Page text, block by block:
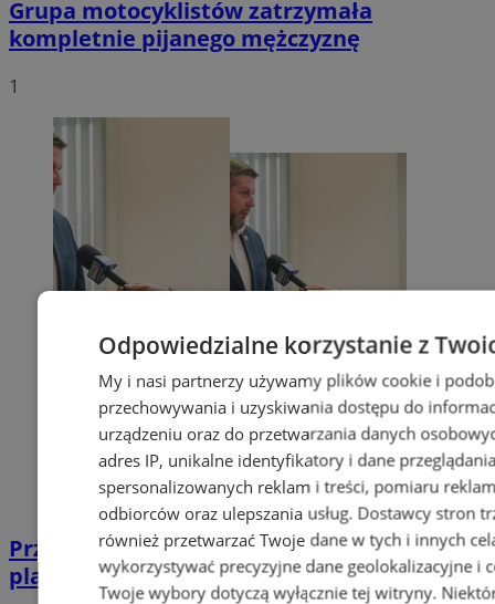
Grupa motocyklistów zatrzymała
kompletnie pijanego mężczyznę
1
Przyszłość Wodzisławia Śląskiego:
planowane inwestycje na 2025 rok
Odpowiedzialne korzystanie z
My i nasi partnerzy używamy plików cookie i
przechowywania i uzyskiwania dostępu do
urządzeniu oraz do przetwarzania danych
adres IP, unikalne identyfikatory i dane
spersonalizowanych reklam i treści, pomiaru
odbiorców oraz ulepszania usług. Dostawcy stron
również przetwarzać Twoje dane w tych i innych
wykorzystywać precyzyjne dane geolokalizacyjne i
Twoje wybory dotyczą wyłącznie tej witryny.